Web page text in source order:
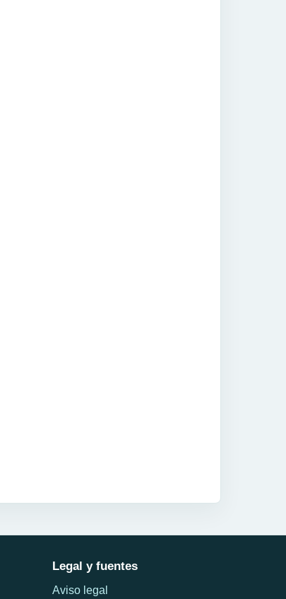
Legal y fuentes
Aviso legal